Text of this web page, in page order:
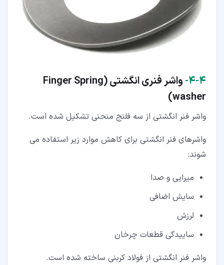
۴‏-‏۴‏-
واشر فنری انگشتی (Finger Spring
washer)
واشر فنر انگشتی از سه فلنج منحنی تشکیل شده است.
واشرهای فنر انگشتی برای کاهش موارد زیر استفاده می
شوند:
میرایی و صدا
سایش اضافی
لرزش
ساییدگی قطعات چرخان
واشر فنر انگشتی از فولاد کربنی ساخته شده است.